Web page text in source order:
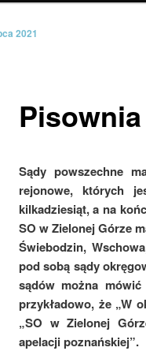
2021
Sądy powszechne
rejonowe, których
kilkadziesiąt, a na
SO w Zielonej Górze
Świebodzin,
pod sobą sądy
sądów można
przykładowo, że „W
„SO w Zielonej
apelacji poznańskiej”.